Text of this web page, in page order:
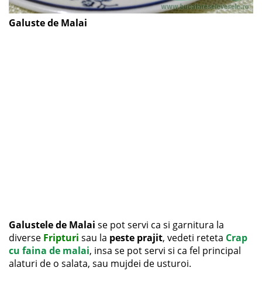
Galuste de Malai
Galustele de Malai se pot servi ca si garnitura la
diverse Fripturi sau la peste prajit, vedeti reteta Crap
cu faina de malai, insa se pot servi si ca fel principal
alaturi de o salata, sau mujdei de usturoi.